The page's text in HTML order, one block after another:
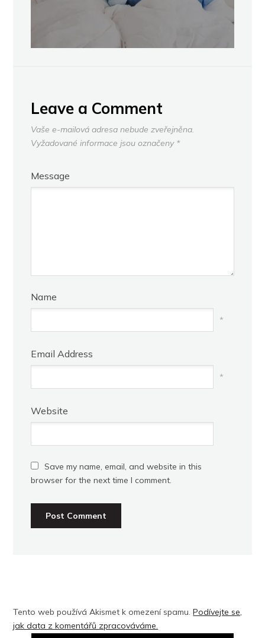
Leave a Comment
Vaše e-mailová adresa nebude zveřejněna.
Vyžadované informace jsou označeny *
Message
Name
*
Email Address
*
Website
Save my name, email, and website in this
browser for the next time I comment.
Tento web používá Akismet k omezení spamu.Podívejte se,
jak data z komentářů zpracováváme.